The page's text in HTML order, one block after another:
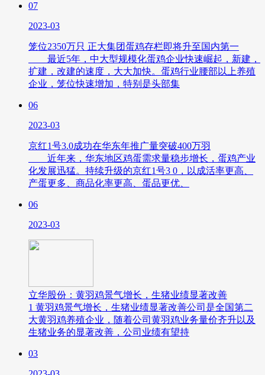
07
2023-03
笼位2350万只 正大集团蛋鸡存栏即将升至国内第一
最近5年，中大型规模化蛋鸡企业快速崛起，新建，
扩建，改建的速度，大大加快。蛋鸡行业腰部以上养殖
企业，笼位快速增加，特别是头部集
06
2023-03
京红1号3.0成功在华东年推广量突破400万羽
近年来，华东地区鸡蛋需求量稳步增长，蛋鸡产业
化发展迅猛。持续升级的京红1号3 0，以成活率更高、
产蛋更多、商品化率更高、蛋品更优、
06
2023-03
立华股份：黄羽鸡景气增长，生猪业绩显著改善
1 黄羽鸡景气增长，生猪业绩显著改善公司是全国第二
大黄羽鸡养殖企业，随着公司黄羽鸡业务量价齐升以及
生猪业务的显著改善，公司业绩有望持
03